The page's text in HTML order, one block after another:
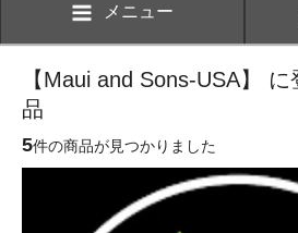
メニュー
【Maui and Sons-USA】
品
5件の商品が見つかりました